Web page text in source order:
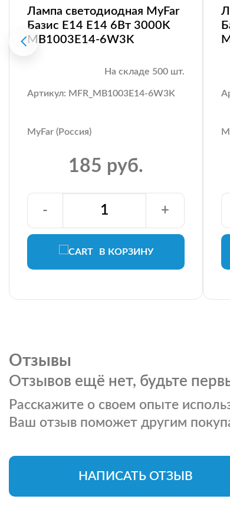
Лампа светодиодная MyFar
Базис E14 E14 6Вт 3000K
MB1003E14-6W3K
На складе 500 шт.
Артикул: MFR_MB1003E14-6W3K
MyFar (Россия)
185 руб.
В КОРЗИНУ
- +
Отзывы
Отзывов ещё нет, будьте
Расскажите о своем опыте
Ваш отзыв поможет другим
НАПИСАТЬ ОТЗЫВ